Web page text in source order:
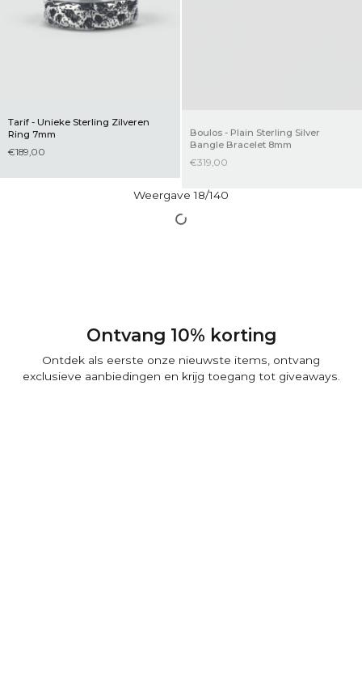
Tarif - Unieke Sterling Zilveren
Ring 7mm
€189,00
Bangle Bracelet 8mm
€319,00